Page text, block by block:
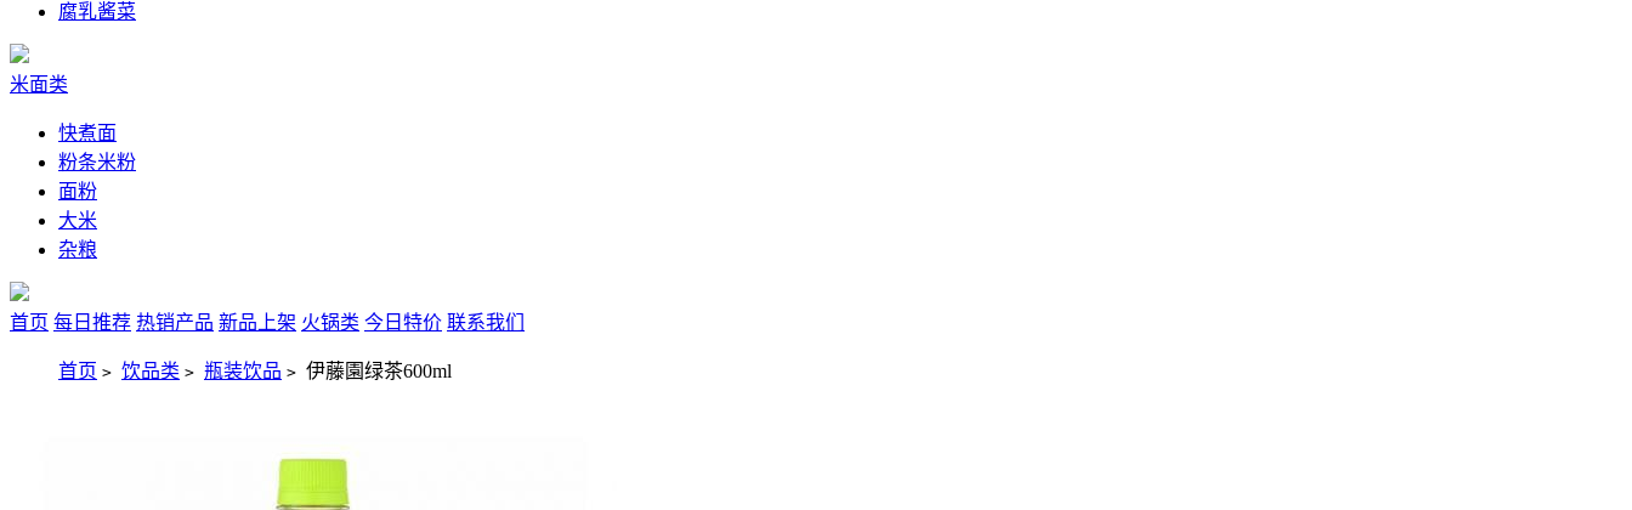
腐乳酱菜
米面类
快煮面
粉条米粉
面粉
大米
杂粮
首页 每日推荐 热销产品 新品上架 火锅类 今日特价 联系我们
首页 > 饮品类 > 瓶装饮品 > 伊藤園绿茶600ml